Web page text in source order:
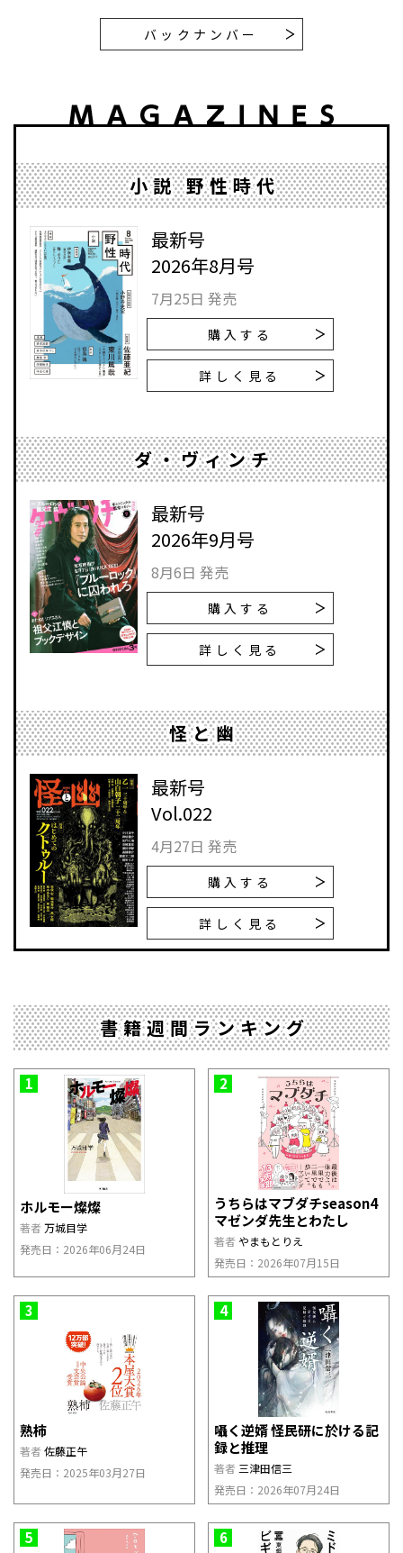
バックナンバー
小説 野性時代
最新号
2026年8月号
7月25日 発売
購入する
詳しく見る
ダ・ヴィンチ
最新号
2026年9月号
8月6日 発売
購入する
詳しく見る
怪と幽
最新号
Vol.022
4月27日 発売
購入する
詳しく見る
書籍週間ランキング
1
ホルモー燦燦
著者 万城目学
発売日：2026年06月24日
2
うちらはマブダチseason4
マゼンダ先生とわたし
著者 やまもとりえ
発売日：2026年07月15日
3
熟柿
著者 佐藤正午
発売日：2025年03月27日
4
囁く逆婿 怪民研に於ける記
録と推理
著者 三津田信三
発売日：2026年07月24日
5 6